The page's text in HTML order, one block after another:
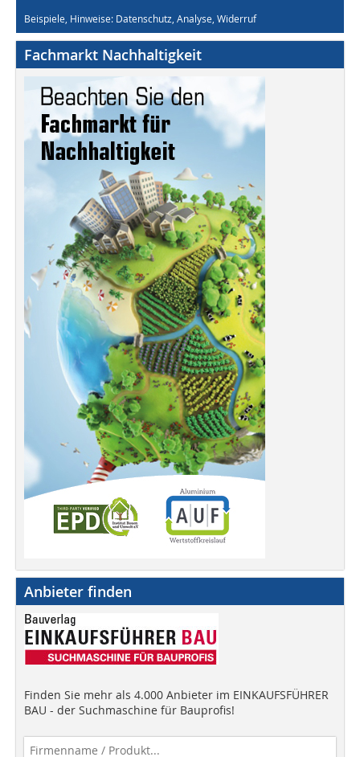
Beispiele, Hinweise: Datenschutz, Analyse, Widerruf
Fachmarkt Nachhaltigkeit
Anbieter finden
Finden Sie mehr als 4.000 Anbieter im EINKAUFSFÜHRER
BAU - der Suchmaschine für Bauprofis!